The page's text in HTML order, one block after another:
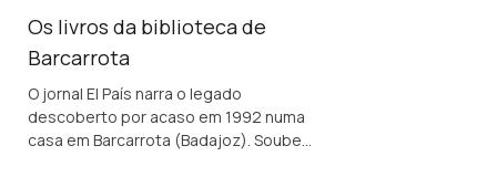
Os livros da biblioteca de
Barcarrota
O jornal El País narra o legado
descoberto por acaso em 1992 numa
casa em Barcarrota (Badajoz). Soube-